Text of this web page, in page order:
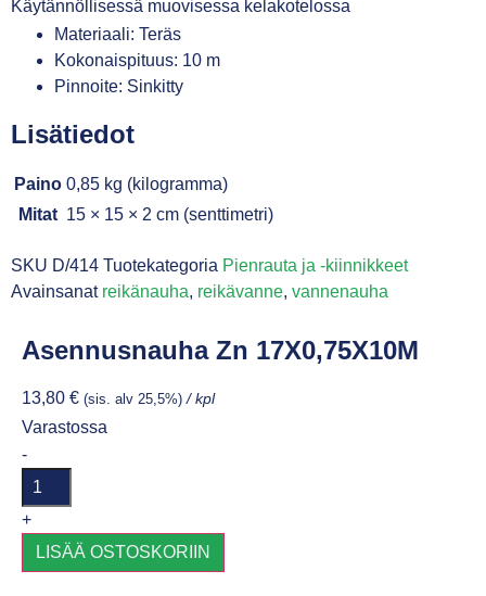
Käytännöllisessä muovisessa kelakotelossa
Materiaali: Teräs
Kokonaispituus: 10 m
Pinnoite: Sinkitty
Lisätiedot
Paino 0,85 kg (kilogramma)
Mitat 15 × 15 × 2 cm (senttimetri)
SKU D/414 Tuotekategoria Pienrauta ja -kiinnikkeet
Avainsanat reikänauha, reikävanne, vannenauha
Asennusnauha Zn 17X0,75X10M
13,80 € (sis. alv 25,5%) / kpl
Varastossa
-
+
LISÄÄ OSTOSKORIIN